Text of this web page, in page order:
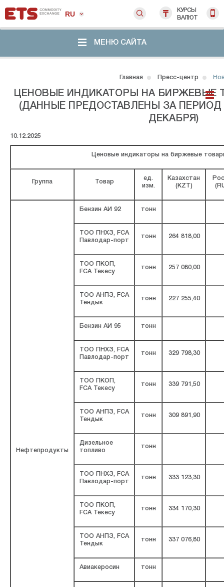
RU
КУРСЫ
ВАЛЮТ
МЕНЮ САЙТА
Главная Пресс-центр
ЦЕНОВЫЕ ИНДИКАТОРЫ НА БИРЖЕВЫЕ
(ДАННЫЕ ПРЕДОСТАВЛЕНЫ ЗА ПЕРИОД
ДЕКАБРЯ)
10.12.2025
Ценовые индикаторы на биржевые
Группа Товар
ед.
изм.
Казахстан
(KZT)
Нефтепродукты
Бензин АИ 92 тонн
ТОО ПНХЗ, FCA
Павлодар-порт
тонн 264 818,00
ТОО ПКОП,
FCA Текесу
тонн 257 080,00
ТОО АНПЗ, FCA
Тендык
тонн 227 255,40
Бензин АИ 95 тонн
ТОО ПНХЗ, FCA
Павлодар-порт
тонн 329 798,30
ТОО ПКОП,
FCA Текесу
тонн 339 791,50
ТОО АНПЗ, FCA
Тендык
тонн 309 891,90
Дизельное
топливо
тонн
ТОО ПНХЗ, FCA
Павлодар-порт
тонн 333 123,30
ТОО ПКОП,
FCA Текесу
тонн 334 170,30
ТОО АНПЗ, FCA
Тендык
тонн 337 076,80
Авиакеросин тонн